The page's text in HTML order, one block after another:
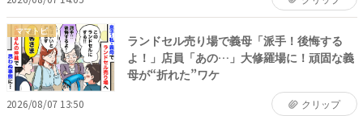
ママトピ
ランドセル売り場で義母「派手！後悔する
よ！」店員「あの…」大修羅場に！頑固な義
母が“折れた”ワケ
2026/08/07 13:50 クリップ